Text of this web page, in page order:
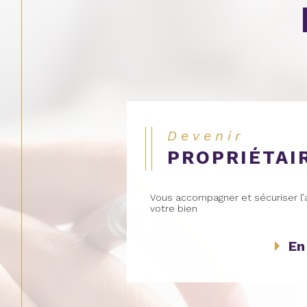
Devenir
Vous accompagner et sécuriser
votre bien